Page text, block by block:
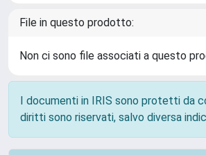
File in questo prodotto:
Non ci sono file associati a questo
I documenti in IRIS sono protetti da
diritti sono riservati, salvo diversa